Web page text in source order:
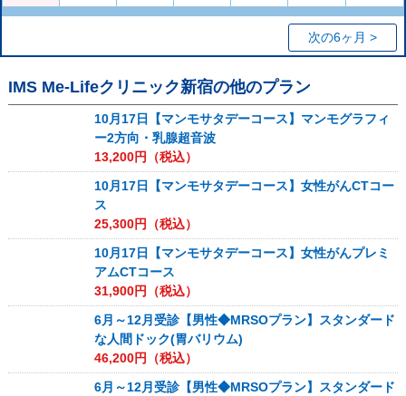
次の6ヶ月 >
IMS Me-Lifeクリニック新宿の他のプラン
10月17日【マンモサタデーコース】マンモグラフィ
ー2方向・乳腺超音波
13,200円（税込）
10月17日【マンモサタデーコース】女性がんCTコー
ス
25,300円（税込）
10月17日【マンモサタデーコース】女性がんプレミ
アムCTコース
31,900円（税込）
6月～12月受診【男性◆MRSOプラン】スタンダード
な人間ドック(胃バリウム)
46,200円（税込）
6月～12月受診【男性◆MRSOプラン】スタンダード